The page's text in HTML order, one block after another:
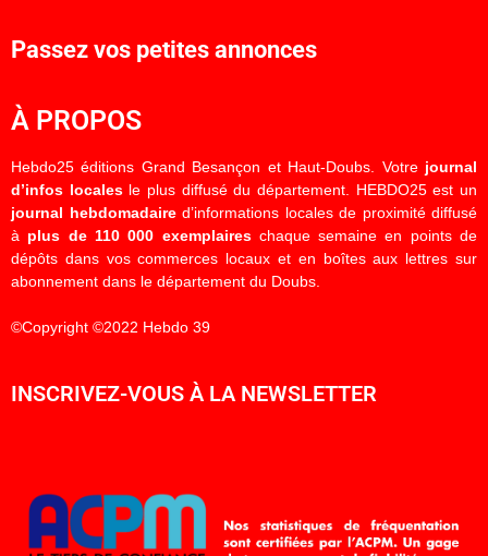
Passez vos petites annonces
À PROPOS
Hebdo25 éditions Grand Besançon et Haut-Doubs. Votre journal
d’infos localesle plus diffusé du département. HEBDO25 est un
journal hebdomadaired’informations locales de proximité diffusé
à plus de 110 000 exemplaireschaque semaine en points de
dépôts dans vos commerces locaux et en boîtes aux lettres sur
abonnement dans le département du Doubs.
©Copyright ©2022 Hebdo 39
INSCRIVEZ-VOUS À LA NEWSLETTER